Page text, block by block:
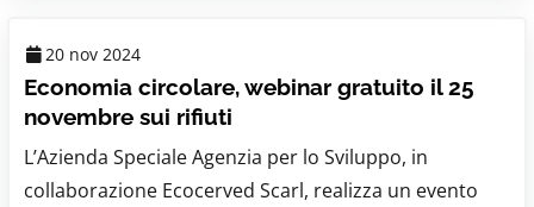
20 nov 2024
Economia circolare, webinar gratuito il 25
novembre sui rifiuti
L’Azienda Speciale Agenzia per lo Sviluppo, in
collaborazione Ecocerved Scarl, realizza un evento